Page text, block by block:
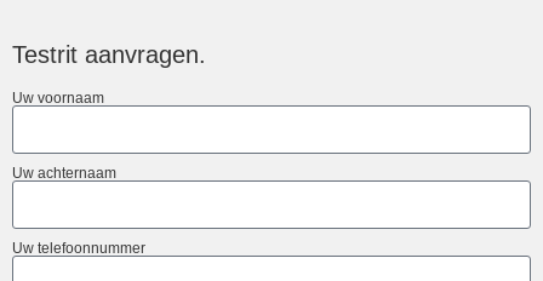
Testrit aanvragen.
Uw voornaam
Uw achternaam
Uw telefoonnummer